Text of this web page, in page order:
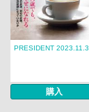
PRESIDENT 2023.11.3
購入